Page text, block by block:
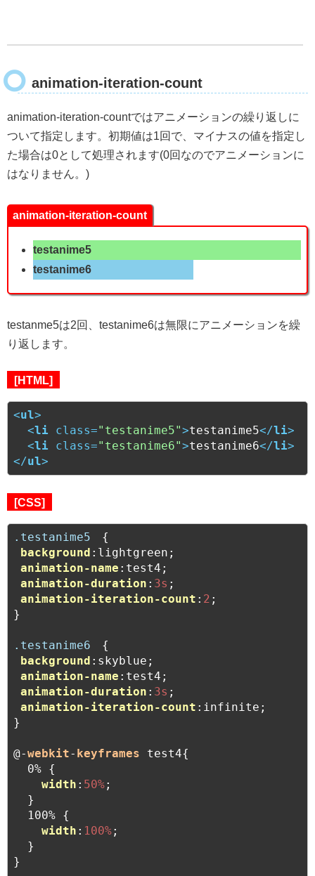
animation-iteration-count
animation-iteration-countではアニメーションの繰り返しに
ついて指定します。初期値は1回で、マイナスの値を指定し
た場合は0として処理されます(0回なのでアニメーションに
はなりません。)
animation-iteration-count
testanime5
testanime6
testanme5は2回、testanime6は無限にアニメーションを繰
り返します。
[HTML]
<ul>
<li class="testanime5">testanime5</li>
<li class="testanime6">testanime6</li>
</ul>
[CSS]
.testanime5 {
background :lightgreen;
animation-name :test4;
animation-duration : 3s ;
animation-iteration-count : 2 ;
}
.testanime6 {
background :skyblue;
animation-name :test4;
animation-duration : 3s ;
animation-iteration-count :infinite;
}
@-webkit- keyframes test4{
  0% {
width : 50%;
  }
  100% {
width : 100%;
  }
}